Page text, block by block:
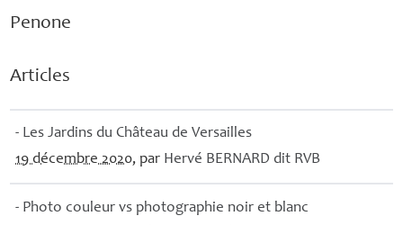
Penone
Articles
- Les Jardins du Château de Versailles
19 décembre 2020, par Hervé BERNARD dit RVB
- Photo couleur vs photographie noir et blanc